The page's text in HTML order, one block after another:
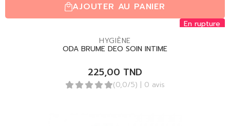
AJOUTER AU PANIER
En rupture
HYGIÈNE
ODA BRUME DEO SOIN INTIME
225,00 TND
(0,0/5) | 0 avis